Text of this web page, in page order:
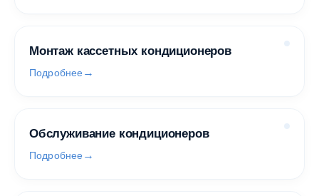
Монтаж кассетных кондиционеров
Подробнее
Обслуживание кондиционеров
Подробнее